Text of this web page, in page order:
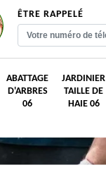
ÊTRE RAPPELÉ
ABATTAGE
D'ARBRES
06
JARDINIER
TAILLE DE
HAIE 06